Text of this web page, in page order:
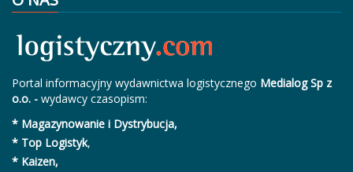
Portal informacyjny wydawnictwa logistycznego Medialog Sp z
o.o. - wydawcy czasopism:
* Magazynowanie i Dystrybucja,
* Top Logistyk,
* Kaizen,